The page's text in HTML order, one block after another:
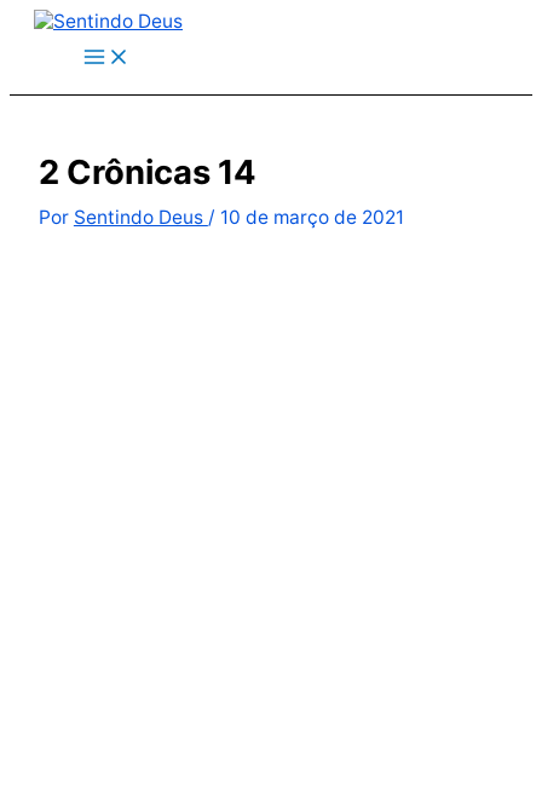
conteúdo
2 Crônicas 14
Por Sentindo Deus / 10 de março de 2021